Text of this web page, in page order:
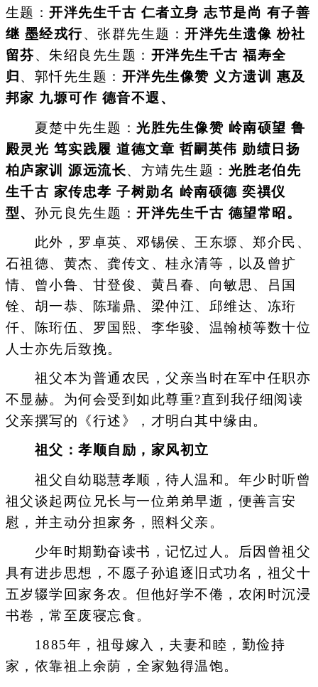
生题： 开泮先生千古 仁者立身 志节是尚 有子善
继 墨经戎行、张群先生题： 开泮先生遗像 枌社
留芬、朱绍良先生题： 开泮先生千古 福寿全
归 、郭忏先生题： 开泮先生像赞 义方遗训 惠及
邦家 九塬可作 德音不遐、
夏楚中先生题： 光胜先生像赞 岭南硕望 鲁
殿灵光 笃实践履 道德文章 哲嗣英伟 勋绩日扬
柏庐家训 源远流长、方靖先生题： 光胜老伯先
生千古 家传忠孝 子树勋名 岭南硕德 奕禩仪
型、 孙元良先生题： 开泮先生千古 德望常昭。
此外，罗卓英、邓锡侯、王东塬、郑介民、
石祖德、黄杰、龚传文、桂永清等，以及曾扩
情、曾小鲁、甘登俊、黄吕春、向敏思、吕国
铨、胡一恭、陈瑞鼎、梁仲江、邱维达、冻珩
仟、陈珩伍、罗国熙、李华骏、温翰桢等数十位
人士亦先后致挽。
祖父本为普通农民，父亲当时在军中任职亦
不显赫。为何会受到如此尊重?直到我仔细阅读
父亲撰写的《行述》，才明白其中缘由。
祖父：孝顺自励，家风初立
祖父自幼聪慧孝顺，待人温和。年少时听曾
祖父谈起两位兄长与一位弟弟早逝，便善言安
慰，并主动分担家务，照料父亲。
少年时期勤奋读书，记忆过人。后因曾祖父
具有进步思想，不愿子孙追逐旧式功名，祖父十
五岁辍学回家务农。但他好学不倦，农闲时沉浸
书卷，常至废寝忘食。
1885年，祖母嫁入，夫妻和睦，勤俭持
家，依靠祖上余荫，全家勉得温饱。